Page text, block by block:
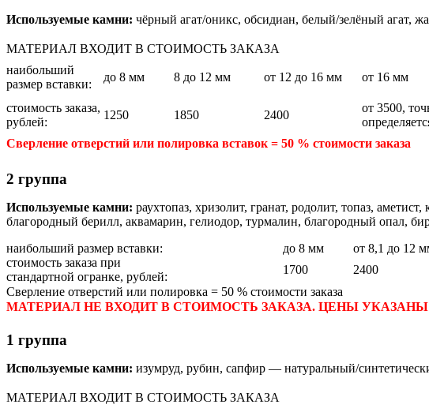
Используемые камни: чёрный агат/оникс, обсидиан, белый/зелёный агат,
МАТЕРИАЛ ВХОДИТ В СТОИМОСТЬ ЗАКАЗА
наибольший
размер вставки:
до 8 мм 8 до 12 мм от 12 до 16 мм от 16 мм
стоимость заказа,
рублей:
1250 1850 2400
от 3500,
Сверление отверстий или полировка вставок = 50 % стоимости заказа
2 группа
Используемые камни: раухтопаз, хризолит, гранат, родолит, топаз,
благородный берилл, аквамарин, гелиодор, турмалин, благородный опал,
наибольший размер вставки:
до 8 мм от 8,1 до 12
стоимость заказа при
стандартной огранке, рублей:
1700 2400
Сверление отверстий или полировка = 50 % стоимости заказа
МАТЕРИАЛ НЕ ВХОДИТ В СТОИМОСТЬ ЗАКАЗА. ЦЕНЫ УКАЗАНЫ
1 группа
Используемые камни: изумруд, рубин, сапфир — натуральный/
МАТЕРИАЛ ВХОДИТ В СТОИМОСТЬ ЗАКАЗА